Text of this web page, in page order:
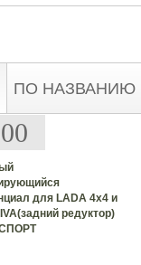
ПО НАЗВАНИЮ